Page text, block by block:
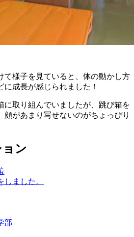
て様子を見ていると、体の動かし方
成長が感じられました！
に取り組んでいましたが、跳び箱を
顔があまり写せないのがちょっぴり
ン
ました。